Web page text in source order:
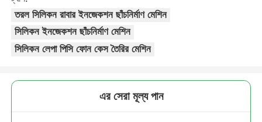
তরল সিলিকন রাবার ইনজেকশন ছাঁচনির্মাণ মেশিন
সিলিকন ইনজেকশন ছাঁচনির্মাণ মেশিন
সিলিকন লেপা পিসি ফোন কেস তৈরির মেশিন
এর সেরা মূল্য পান